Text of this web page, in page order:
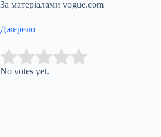
За матеріалами vogue.com
Джерело
Rate this item:
No votes yet.